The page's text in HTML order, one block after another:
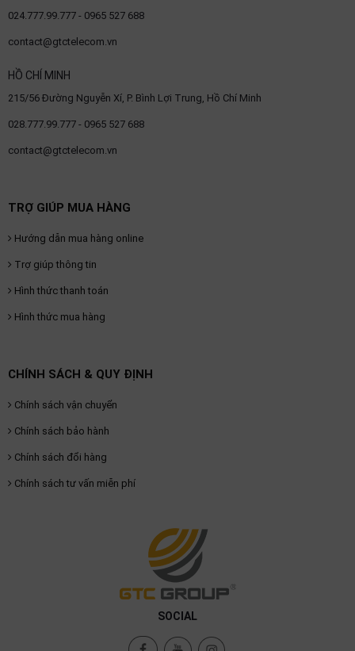
024.777.99.777 - 0965 527 688
contact@gtctelecom.vn
HỒ CHÍ MINH
215/56 Đường Nguyễn Xí, P. Bình Lợi Trung, Hồ Chí Minh
028.777.99.777 - 0965 527 688
contact@gtctelecom.vn
TRỢ GIÚP MUA HÀNG
Hướng dẫn mua hàng online
Trợ giúp thông tin
Hình thức thanh toán
Hình thức mua hàng
CHÍNH SÁCH & QUY ĐỊNH
Chính sách vận chuyển
Chính sách bảo hành
Chính sách đổi hàng
Chính sách tư vấn miễn phí
SOCIAL